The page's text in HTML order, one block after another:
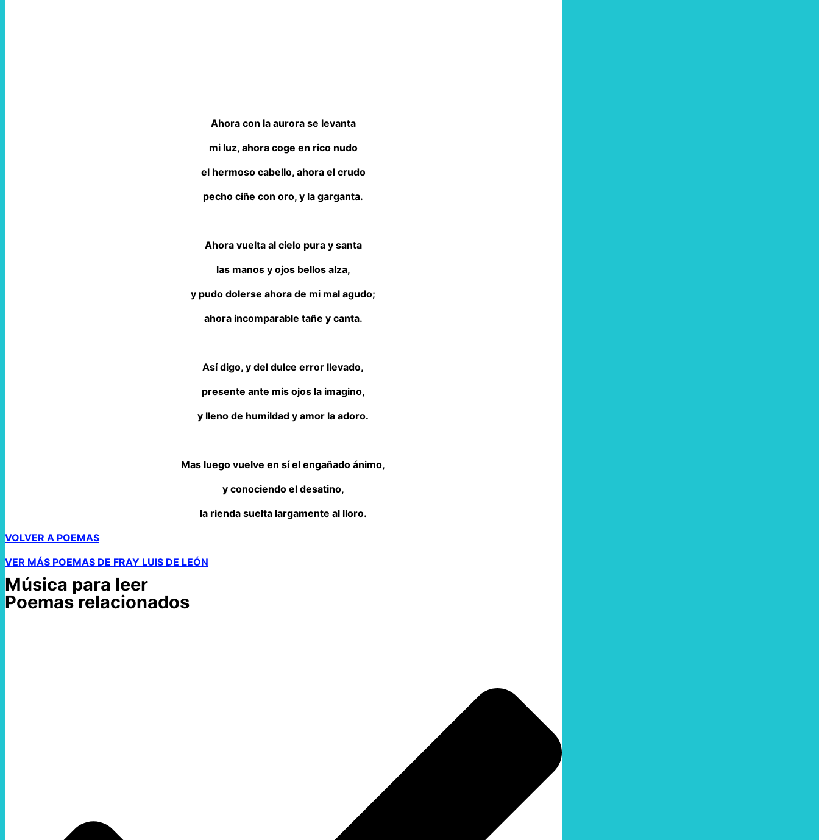
Ahora con la aurora se levanta
mi luz, ahora coge en rico nudo
el hermoso cabello, ahora el crudo
pecho ciñe con oro, y la garganta.
Ahora vuelta al cielo pura y santa
las manos y ojos bellos alza,
y pudo dolerse ahora de mi mal agudo;
ahora incomparable tañe y canta.
Así digo, y del dulce error llevado,
presente ante mis ojos la imagino,
y lleno de humildad y amor la adoro.
Mas luego vuelve en sí el engañado ánimo,
y conociendo el desatino,
la rienda suelta largamente al lloro.
VOLVER A POEMAS
VER MÁS POEMAS DE FRAY LUIS DE LEÓN
Música para leer
Poemas relacionados